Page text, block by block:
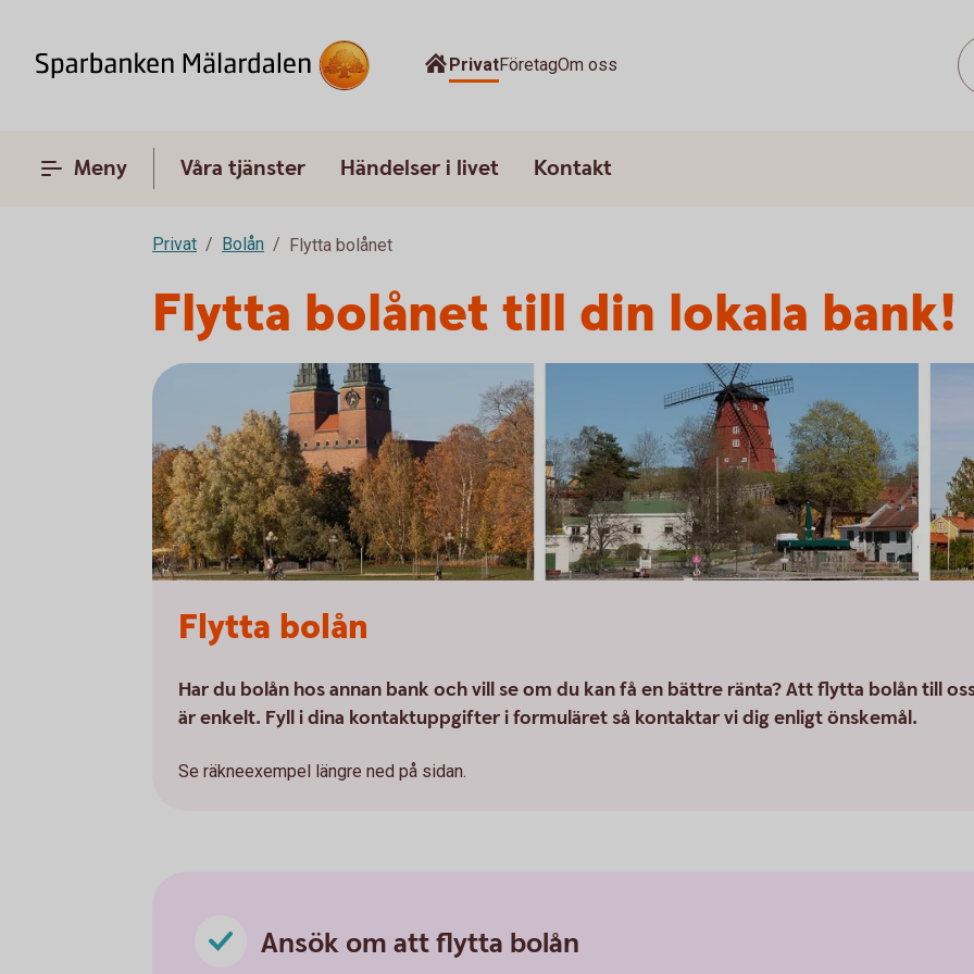
PrivatFöretagOm oss
Meny Våra tjänster Händelser i livet Kontakt
Privat Bolån Flytta bolånet
Flytta bolånet till din lokala bank!
Flytta bolån
Har du bolån hos annan bank och vill se om du kan få en bättre ränta? Att flytta bolån till
är enkelt. Fyll i dina kontaktuppgifter i formuläret så kontaktar vi dig enligt önskemål.
Se räkneexempel längre ned på sidan.
Ansök om att flytta bolån